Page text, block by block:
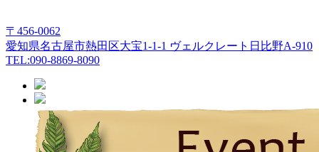
〒456-0062
愛知県名古屋市熱田区大宝1-1-1 ヴェルクレート日比野A-910
TEL:090-8869-8090